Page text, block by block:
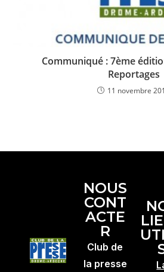
Communiqué : 7ème
Reportages
11 novembre
NOUS
CONT
ACTE
R
Club de
la presse